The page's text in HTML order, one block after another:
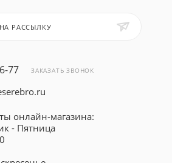
РАССЫЛКУ
77 ЗАКАЗАТЬ ЗВОНОК
онлайн-магазина:
- Пятница